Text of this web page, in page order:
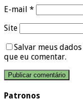
E-mail *
Site
Salvar meus
que eu comentar.
Patronos